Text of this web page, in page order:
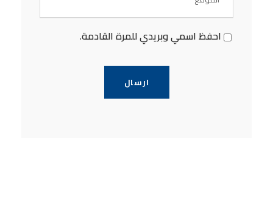
احفظ اسمي وبريدي للمرة القادمة.